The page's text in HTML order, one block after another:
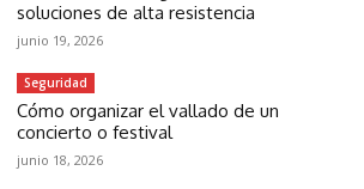
soluciones de alta resistencia
junio 19, 2026
Seguridad
Cómo organizar el vallado de un
concierto o festival
junio 18, 2026